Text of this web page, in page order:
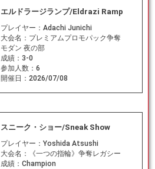
エルドラージランプ/Eldrazi Ramp
プレイヤー： Adachi Junichi
大会名： プレミアムプロモパック争奪
モダン 夜の部
成績： 3-0
参加人数： 6
開催日： 2026/07/08
スニーク・ショー/Sneak Show
プレイヤー： Yoshida Atsushi
大会名：
《一つの指輪》争奪レガシー
成績： Champion